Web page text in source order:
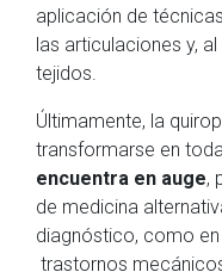
aplicación de
las articulaciones y,
tejidos.
Últimamente, la
transformarse en
encuentra en auge,
de medicina
diagnóstico, como
trastornos